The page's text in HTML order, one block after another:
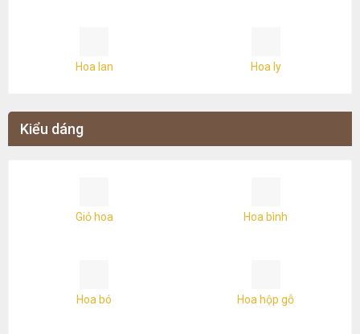
Hoa lan Hoa ly
Kiểu dáng
Giỏ hoa Hoa bình
Hoa bó Hoa hộp gỗ